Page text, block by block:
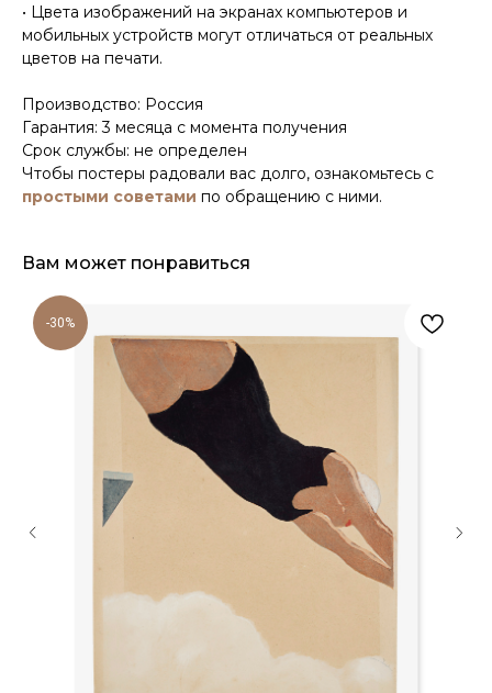
• Цвета изображений на экранах компьютеров и
мобильных устройств могут отличаться от реальных
цветов на печати.
Производство: Россия
Гарантия: 3 месяца с момента получения
Срок службы: не определен
Чтобы постеры радовали вас долго, ознакомьтесь с
простыми советами по обращению с ними.
Вам может понравиться
-30%